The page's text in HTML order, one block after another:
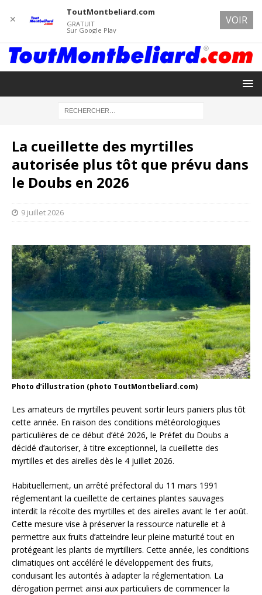
La cueillette des myrtilles
autorisée plus tôt que prévu dans
le Doubs en 2026
9 juillet 2026
Photo d’illustration (photo ToutMontbeliard.com)
Les amateurs de myrtilles peuvent sortir leurs paniers plus tôt
cette année. En raison des conditions météorologiques
particulières de ce début d’été 2026, le Préfet du Doubs a
décidé d’autoriser, à titre exceptionnel, la cueillette des
myrtilles et des airelles dès le 4 juillet 2026.
Habituellement, un arrêté préfectoral du 11 mars 1991
réglementant la cueillette de certaines plantes sauvages
interdit la récolte des myrtilles et des airelles avant le 1er août.
Cette mesure vise à préserver la ressource naturelle et à
permettre aux fruits d’atteindre leur pleine maturité tout en
protégeant les plants de myrtilliers. Cette année, les conditions
climatiques ont accéléré le développement des fruits,
conduisant les autorités à adapter la réglementation. La
dérogation permet ainsi aux particuliers de commencer la
✕
ToutMontbeliard.com
GRATUIT
Sur Google Play
VOIR